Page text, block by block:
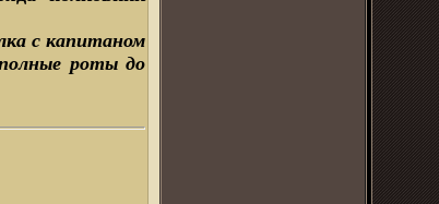
с капитаном
роты до